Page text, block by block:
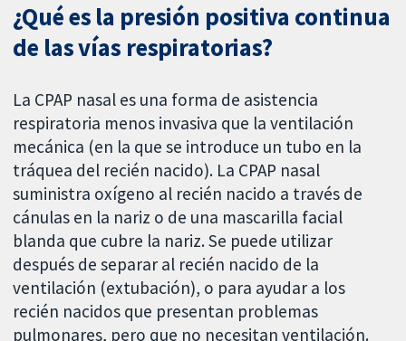
¿Qué es la presión positiva continua
de las vías respiratorias?
La CPAP nasal es una forma de asistencia
respiratoria menos invasiva que la ventilación
mecánica (en la que se introduce un tubo en la
tráquea del recién nacido). La CPAP nasal
suministra oxígeno al recién nacido a través de
cánulas en la nariz o de una mascarilla facial
blanda que cubre la nariz. Se puede utilizar
después de separar al recién nacido de la
ventilación (extubación), o para ayudar a los
recién nacidos que presentan problemas
pulmonares, pero que no necesitan ventilación.